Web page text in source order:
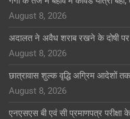
August 8, 2026
अदालत ने अवैध शराब रखने के दोषी पर
August 8, 2026
छात्रावास शुल्क वृद्धि अग्रिम आदेशों
August 8, 2026
एनएसएस बी एवं सी प्रमाणपत्र